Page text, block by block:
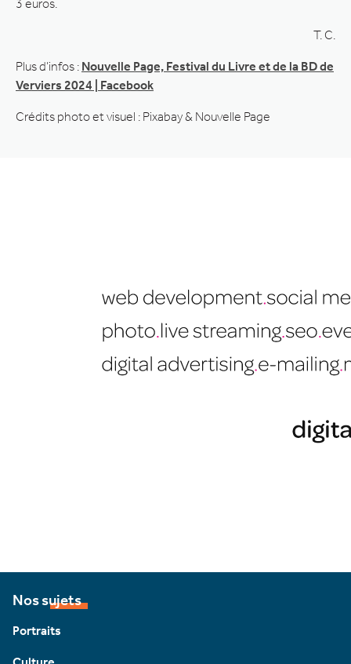
3 euros.
T. C.
Plus d’infos : Nouvelle Page, Festival du Livre et de la BD de
Verviers 2024 | Facebook
Crédits photo et visuel : Pixabay & Nouvelle Page
Nos sujets
Portraits